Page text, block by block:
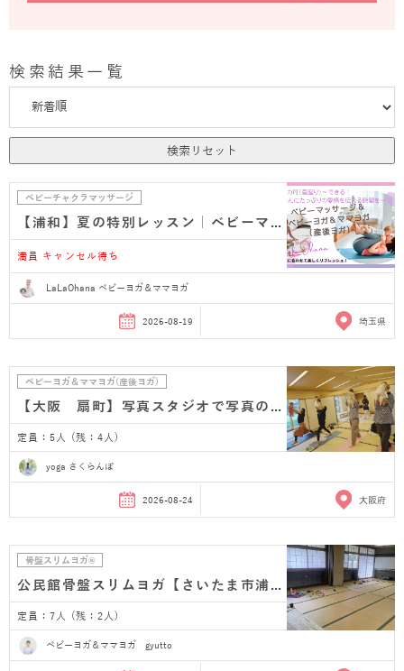
検索結果一覧
検索リセット
ベビーチャクラマッサージ
【浦和】夏の特別レッスン｜ベビーマッサージ＆ベビ…
満員 キャンセル待ち
LaLaOhana ベビーヨガ＆ママヨガ
2026-08-19 埼玉県
ベビーヨガ＆ママヨガ(産後ヨガ)
【大阪 扇町】写真スタジオで写真のプレゼント付き…
定員：5人 (残：4人)
yoga さくらんぼ
2026-08-24 大阪府
骨盤スリムヨガ®
公民館骨盤スリムヨガ【さいたま市浦和 産後ヨガ】
定員：7人 (残：2人)
ベビーヨガ＆ママヨガ gyutto